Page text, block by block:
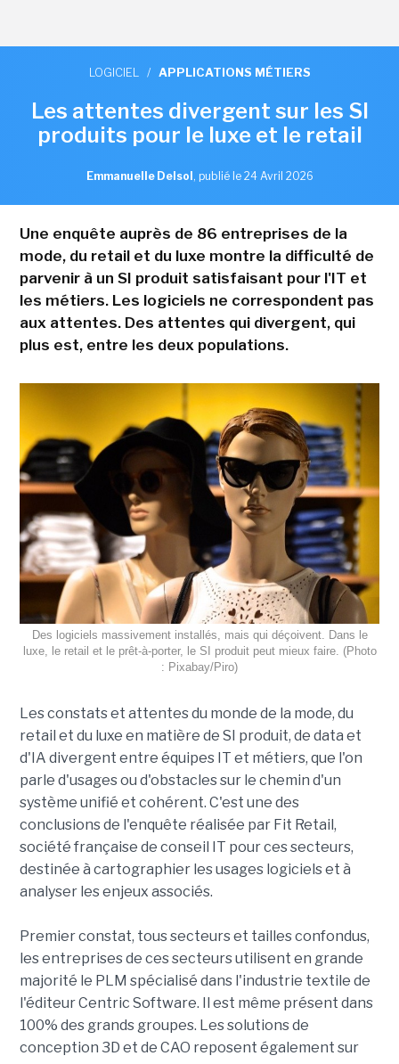
LOGICIEL / APPLICATIONS MÉTIERS
Les attentes divergent sur les SI
produits pour le luxe et le retail
Emmanuelle Delsol , publié le 24 Avril 2026
Une enquête auprès de 86 entreprises de la
mode, du retail et du luxe montre la difficulté de
parvenir à un SI produit satisfaisant pour l'IT et
les métiers. Les logiciels ne correspondent pas
aux attentes. Des attentes qui divergent, qui
plus est, entre les deux populations.
Des logiciels massivement installés, mais qui déçoivent. Dans le
luxe, le retail et le prêt-à-porter, le SI produit peut mieux faire. (Photo
: Pixabay/Piro)
Les constats et attentes du monde de la mode, du
retail et du luxe en matière de SI produit, de data et
d'IA divergent entre équipes IT et métiers, que l'on
parle d'usages ou d'obstacles sur le chemin d'un
système unifié et cohérent. C'est une des
conclusions de l'enquête réalisée par Fit Retail,
société française de conseil IT pour ces secteurs,
destinée à cartographier les usages logiciels et à
analyser les enjeux associés.
Premier constat, tous secteurs et tailles confondus,
les entreprises de ces secteurs utilisent en grande
majorité le PLM spécialisé dans l'industrie textile de
l'éditeur Centric Software. Il est même présent dans
100% des grands groupes. Les solutions de
conception 3D et de CAO reposent également sur